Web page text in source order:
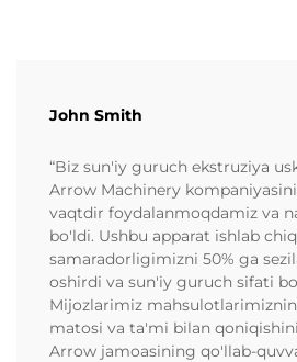
John Smith
“Biz sun'iy guruch ekstruziya
Arrow Machinery
vaqtdir foydalanmoqdamiz va
bo'ldi. Ushbu apparat ishlab
samaradorligimizni 50% ga
oshirdi va sun'iy guruch sifati
Mijozlarimiz
matosi va ta'mi bilan
Arrow jamoasining qo'llab-